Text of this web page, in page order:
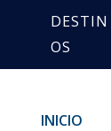
DESTIN
OS
INICIO